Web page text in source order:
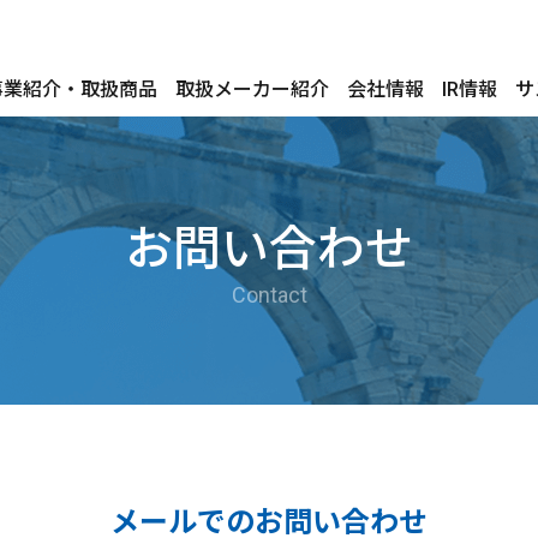
紹介・取扱商品 取扱メーカー紹介 会社情報 IR情報
お問い合わせ
Contact
メールでのお問い合わせ